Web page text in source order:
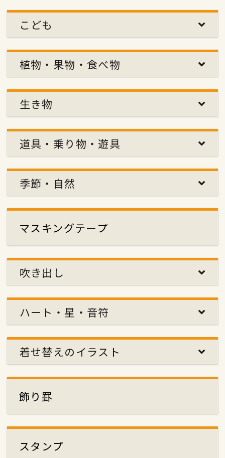
こども
植物・果物・食べ物
生き物
道具・乗り物・遊具
季節・自然
マスキングテープ
吹き出し
ハート・星・音符
着せ替えのイラスト
飾り罫
スタンプ